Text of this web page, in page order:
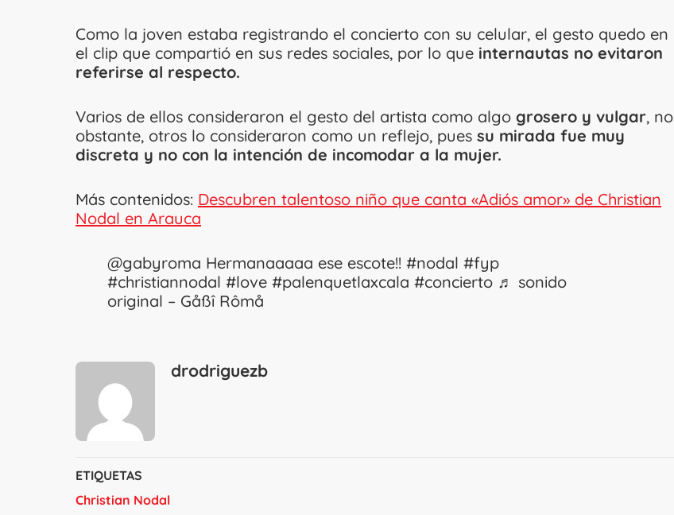
Como la joven estaba registrando el concierto con su celular, el gesto quedo en
el clip que compartió en sus redes sociales, por lo que internautas no evitaron
referirse al respecto.
Varios de ellos consideraron el gesto del artista como algo grosero y vulgar, no
obstante, otros lo consideraron como un reflejo, pues su mirada fue muy
discreta y no con la intención de incomodar a la mujer.
Más contenidos: Descubren talentoso niño que canta «Adiós amor» de Christian
Nodal en Arauca
@gabyroma Hermanaaaaa ese escote!! #nodal #fyp
#christiannodal #love #palenquetlaxcala #concierto ♬ sonido
original – Gåßî Rômå
drodriguezb
ETIQUETAS
Christian Nodal